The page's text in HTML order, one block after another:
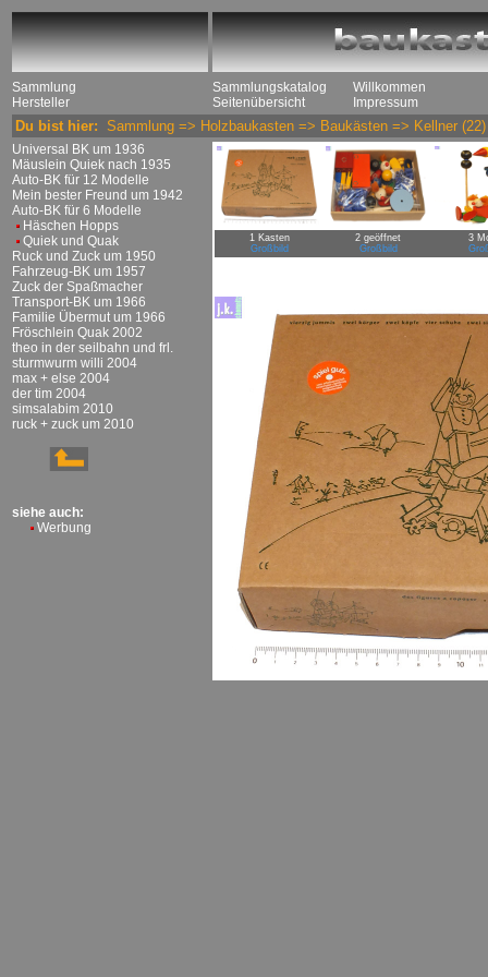
Sammlung
Hersteller
Sammlungskatalog
Seitenübersicht
Willkommen
Impressum
Du bist hier: Sammlung => Holzbaukasten => Baukästen => Kellner (22)
Universal BK um 1936
Mäuslein Quiek nach 1935
Auto-BK für 12 Modelle
Mein bester Freund um 1942
Auto-BK für 6 Modelle
Häschen Hopps
Quiek und Quak
Ruck und Zuck um 1950
Fahrzeug-BK um 1957
Zuck der Spaßmacher
Transport-BK um 1966
Familie Übermut um 1966
Fröschlein Quak 2002
theo in der seilbahn und frl.
sturmwurm willi 2004
max + else 2004
der tim 2004
simsalabim 2010
ruck + zuck um 2010
siehe auch:
Werbung
1 Kasten
Großbild
2 geöffnet
Großbild
3